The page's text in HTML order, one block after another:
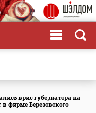
врио губернатора на
в фирме Березовского